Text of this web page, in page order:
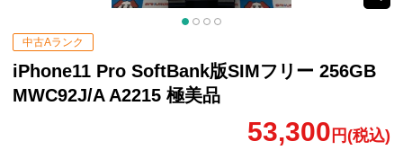
中古Aランク
iPhone11 Pro SoftBank版SIMフリー 256GB
MWC92J/A A2215 極美品
53,300 円(税込)